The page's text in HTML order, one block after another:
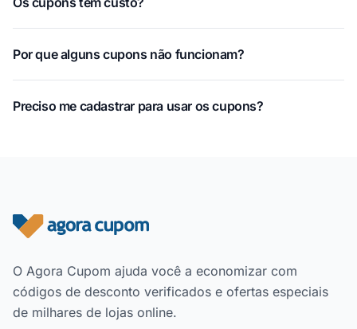
Por que alguns cupons não funcionam?
Preciso me cadastrar para usar os cupons?
Rodapé do site
O Agora Cupom ajuda você a economizar com
códigos de desconto verificados e ofertas especiais
de milhares de lojas online.